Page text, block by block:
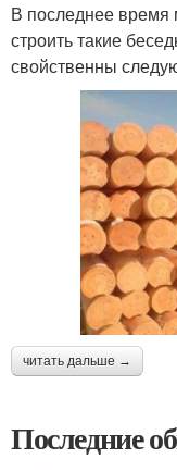
В последнее время
строить такие
свойственны
читать дальше →
Последние